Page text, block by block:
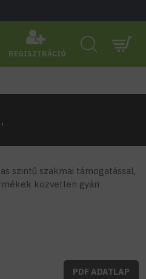
REGISZTRÁCIÓ
szintű szakmai támogatással,
közvetlen gyári
PDF ADATLAP